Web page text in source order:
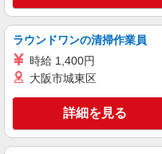
人気機種
【
時給
い・週払い
+゜・。○。
キープ
ラウンドワンの清掃作業員
時給 1,400円
大阪市城東区
詳細を見る